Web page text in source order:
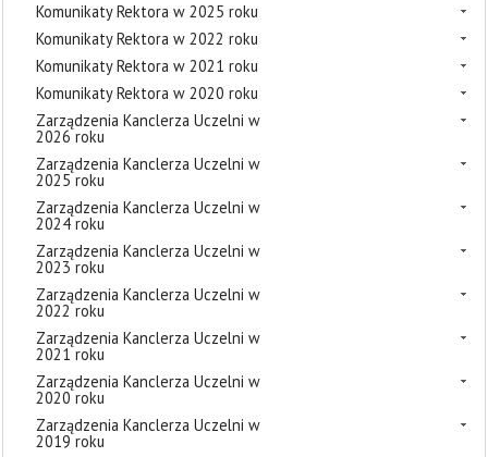
Komunikaty Rektora w 2025 roku
Komunikaty Rektora w 2022 roku
Komunikaty Rektora w 2021 roku
Komunikaty Rektora w 2020 roku
Zarządzenia Kanclerza Uczelni w
2026 roku
Zarządzenia Kanclerza Uczelni w
2025 roku
Zarządzenia Kanclerza Uczelni w
2024 roku
Zarządzenia Kanclerza Uczelni w
2023 roku
Zarządzenia Kanclerza Uczelni w
2022 roku
Zarządzenia Kanclerza Uczelni w
2021 roku
Zarządzenia Kanclerza Uczelni w
2020 roku
Zarządzenia Kanclerza Uczelni w
2019 roku